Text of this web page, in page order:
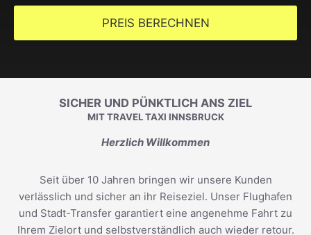
PREIS BERECHNEN
SICHER UND PÜNKTLICH ANS ZIEL
MIT TRAVEL TAXI INNSBRUCK
Herzlich Willkommen
Seit über 10 Jahren bringen wir unsere Kunden
verlässlich und sicher an ihr Reiseziel. Unser Flughafen
und Stadt-Transfer garantiert eine angenehme Fahrt zu
Ihrem Zielort und selbstverständlich auch wieder retour.